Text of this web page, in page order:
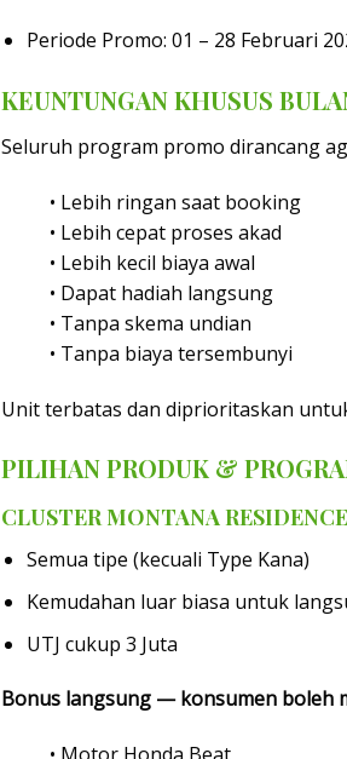
Periode Promo: 01 – 28 Februari
KEUNTUNGAN KHUSUS
Seluruh program promo dirancang
• Lebih ringan saat booking
• Lebih cepat proses akad
• Lebih kecil biaya awal
• Dapat hadiah langsung
• Tanpa skema undian
• Tanpa biaya tersembunyi
Unit terbatas dan diprioritaskan
PILIHAN PRODUK &
CLUSTER MONTANA RESIDENCE
Semua tipe (kecuali Type Kana)
Kemudahan luar biasa untuk
UTJ cukup 3 Juta
Bonus langsung — konsumen boleh